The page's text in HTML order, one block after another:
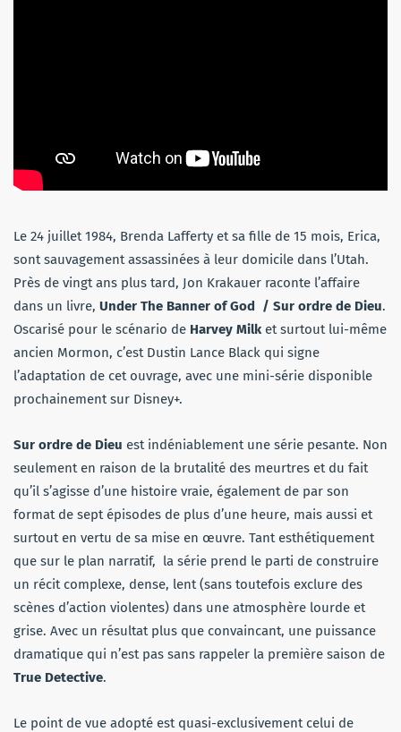
Le 24 juillet 1984, Brenda Lafferty et sa fille de 15 mois, Erica,
sont sauvagement assassinées à leur domicile dans l’Utah.
Près de vingt ans plus tard, Jon Krakauer raconte l’affaire
dans un livre, Under The Banner of God / Sur ordre de Dieu.
Oscarisé pour le scénario de Harvey Milket surtout lui-même
ancien Mormon, c’est Dustin Lance Black qui signe
l’adaptation de cet ouvrage, avec une mini-série disponible
prochainement sur Disney+.
Sur ordre de Dieu est indéniablement une série pesante. Non
seulement en raison de la brutalité des meurtres et du fait
qu’il s’agisse d’une histoire vraie, également de par son
format de sept épisodes de plus d’une heure, mais aussi et
surtout en vertu de sa mise en œuvre. Tant esthétiquement
que sur le plan narratif, la série prend le parti de construire
un récit complexe, dense, lent (sans toutefois exclure des
scènes d’action violentes) dans une atmosphère lourde et
grise. Avec un résultat plus que convaincant, une puissance
dramatique qui n’est pas sans rappeler la première saison de
True Detective.
Le point de vue adopté est quasi-exclusivement celui de